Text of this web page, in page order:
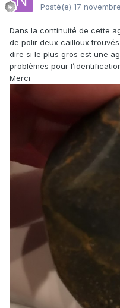
Posté(e) 17
Dans la continuité de cette
de polir deux cailloux
dire si le plus gros est une
problèmes pour
Merci